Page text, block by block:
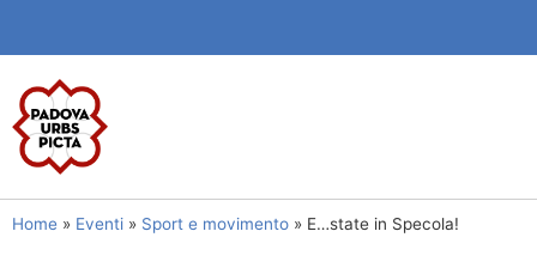
Home » Eventi » Sport e movimento » E…state in Specola!